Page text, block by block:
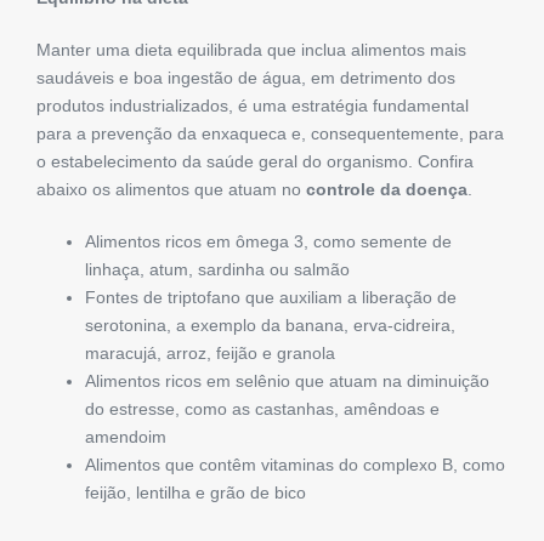
Manter uma dieta equilibrada que inclua alimentos mais
saudáveis e boa ingestão de água, em detrimento dos
produtos industrializados, é uma estratégia fundamental
para a prevenção da enxaqueca e, consequentemente, para
o estabelecimento da saúde geral do organismo. Confira
abaixo os alimentos que atuam no controle da doença.
Alimentos ricos em ômega 3, como semente de
linhaça, atum, sardinha ou salmão
Fontes de triptofano que auxiliam a liberação de
serotonina, a exemplo da banana, erva-cidreira,
maracujá, arroz, feijão e granola
Alimentos ricos em selênio que atuam na diminuição
do estresse, como as castanhas, amêndoas e
amendoim
Alimentos que contêm vitaminas do complexo B, como
feijão, lentilha e grão de bico